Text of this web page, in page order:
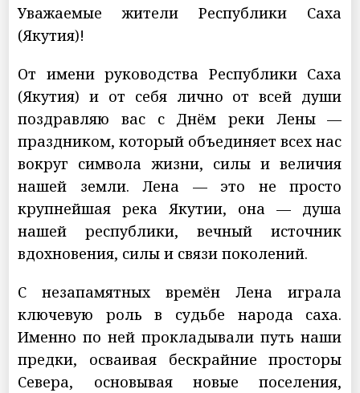
Уважаемые жители Республики Саха
(Якутия)!
От имени руководства Республики Саха
(Якутия) и от себя лично от всей души
поздравляю вас с Днём реки Лены —
праздником, который объединяет всех нас
вокруг символа жизни, силы и величия
нашей земли. Лена — это не просто
крупнейшая река Якутии, она — душа
нашей республики, вечный источник
вдохновения, силы и связи поколений.
С незапамятных времён Лена играла
ключевую роль в судьбе народа саха.
Именно по ней прокладывали путь наши
предки, осваивая бескрайние просторы
Севера, основывая новые поселения,